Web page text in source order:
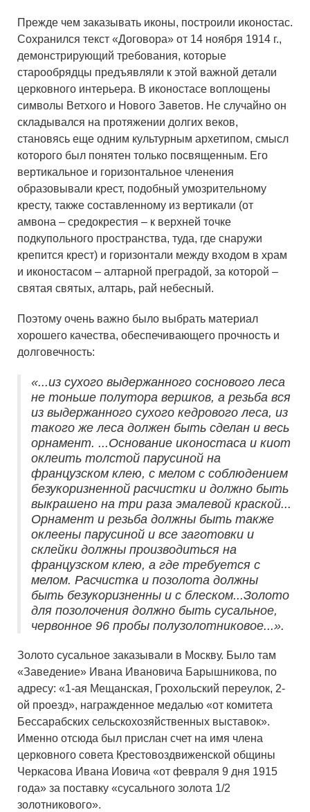
Прежде чем заказывать иконы, построили иконостас.
Сохранился текст «Договора» от 14 ноября 1914 г.,
демонстрирующий требования, которые
старообрядцы предъявляли к этой важной детали
церковного интерьера. В иконостасе воплощены
символы Ветхого и Нового Заветов. Не случайно он
складывался на протяжении долгих веков,
становясь еще одним культурным архетипом, смысл
которого был понятен только посвященным. Его
вертикальное и горизонтальное членения
образовывали крест, подобный умозрительному
кресту, также составленному из вертикали (от
амвона – средокрестия – к верхней точке
подкупольного пространства, туда, где снаружи
крепится крест) и горизонтали между входом в храм
и иконостасом – алтарной преградой, за которой –
святая святых, алтарь, рай небесный.
Поэтому очень важно было выбрать материал
хорошего качества, обеспечивающего прочность и
долговечность:
«...из сухого выдержанного соснового леса
не тоньше полутора вершков, а резьба вся
из выдержанного сухого кедрового леса, из
такого же леса должен быть сделан и весь
орнамент. ...Основание иконостаса и киот
оклеить толстой парусиной на
французском клею, с мелом с соблюдением
безукоризненной расчистки и должно быть
выкрашено на три раза эмалевой краской...
Орнамент и резьба должны быть также
оклеены парусиной и все заготовки и
склейки должны производиться на
французском клею, а где требуется с
мелом. Расчистка и позолота должны
быть безукоризненны и с блеском...Золото
для позолочения должно быть сусальное,
червонное 96 пробы полузолотниковое...».
Золото сусальное заказывали в Москву. Было там
«Заведение» Ивана Ивановича Барышникова, по
адресу: «1-ая Мещанская, Грохольский переулок, 2-
ой проезд», награжденное медалью «от комитета
Бессарабских сельскохозяйственных выставок».
Именно отсюда был прислан счет на имя члена
церковного совета Крестовоздвиженской общины
Черкасова Ивана Иовича «от февраля 9 дня 1915
года» за поставку «сусального золота 1/2
золотникового».